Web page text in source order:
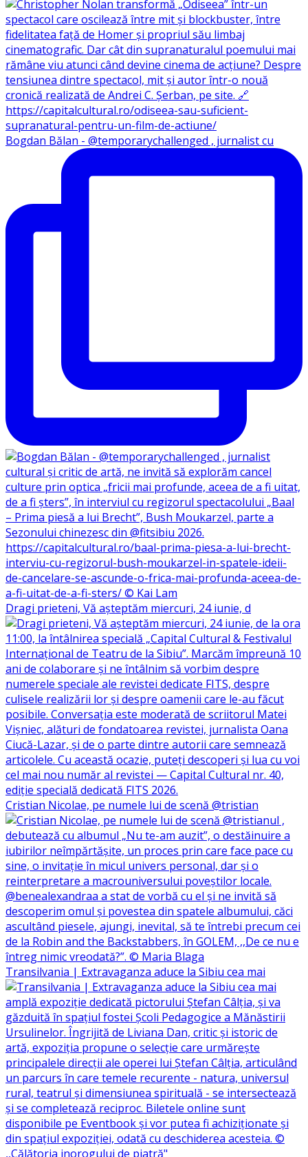
Bogdan Bălan - @temporarychallenged , jurnalist cu
Dragi prieteni, Vă așteptăm miercuri, 24 iunie, d
Cristian Nicolae, pe numele lui de scenă @tristian
Transilvania | Extravaganza aduce la Sibiu cea mai